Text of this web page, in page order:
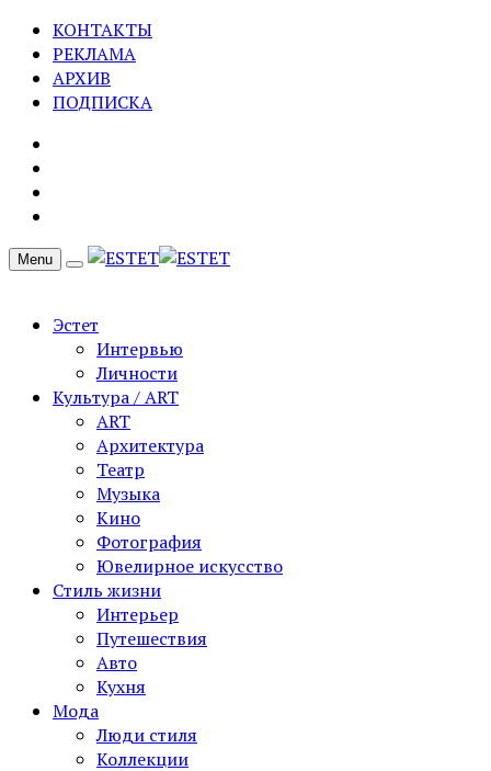
КОНТАКТЫ
РЕКЛАМА
АРХИВ
ПОДПИСКА
Menu
Эстет
Интервью
Личности
Культура / ART
ART
Архитектура
Театр
Музыка
Кино
Фотография
Ювелирное искусство
Стиль жизни
Интерьер
Путешествия
Авто
Кухня
Мода
Люди стиля
Коллекции